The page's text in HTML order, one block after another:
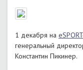
1 декабря на
генеральный
Константин Пикинер.